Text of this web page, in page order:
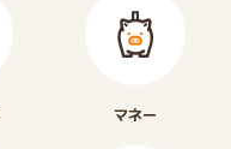
マネー